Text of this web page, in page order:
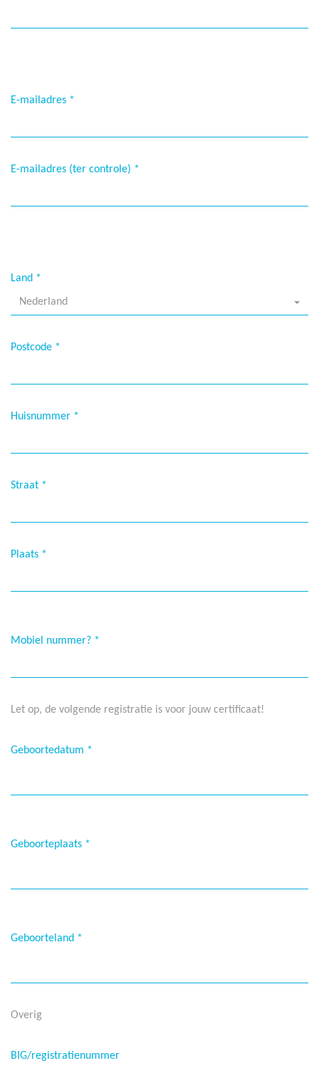
E-mailadres *
E-mailadres (ter controle) *
Land *
Nederland
Postcode *
Huisnummer *
Straat *
Plaats *
Mobiel nummer? *
Let op, de volgende registratie is voor jouw certificaat!
Geboortedatum *
Geboorteplaats *
Geboorteland *
Overig
BIG/registratienummer